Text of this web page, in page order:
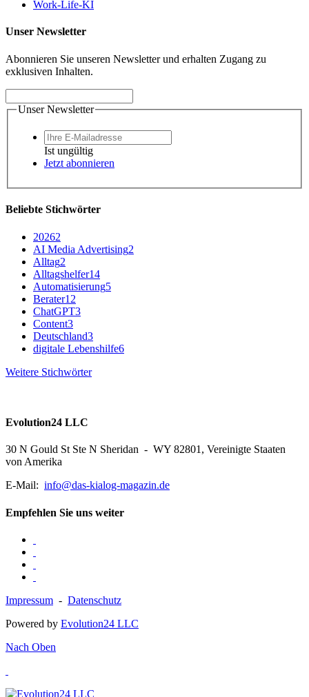
Work-Life-KI
Unser Newsletter
Abonnieren Sie unseren Newsletter und erhalten Zugang zu
exklusiven Inhalten.
Unser Newsletter
Ist ungültig
Jetzt abonnieren
Beliebte Stichwörter
20262
AI Media Advertising2
Alltag2
Alltagshelfer14
Automatisierung5
Berater12
ChatGPT3
Content3
Deutschland3
digitale Lebenshilfe6
Weitere Stichwörter
Evolution24 LLC
30 N Gould St Ste N Sheridan - WY 82801, Vereinigte Staaten
von Amerika
E-Mail: info@das-kialog-magazin.de
Empfehlen Sie uns weiter
Impressum - Datenschutz
Powered by Evolution24 LLC
Nach Oben